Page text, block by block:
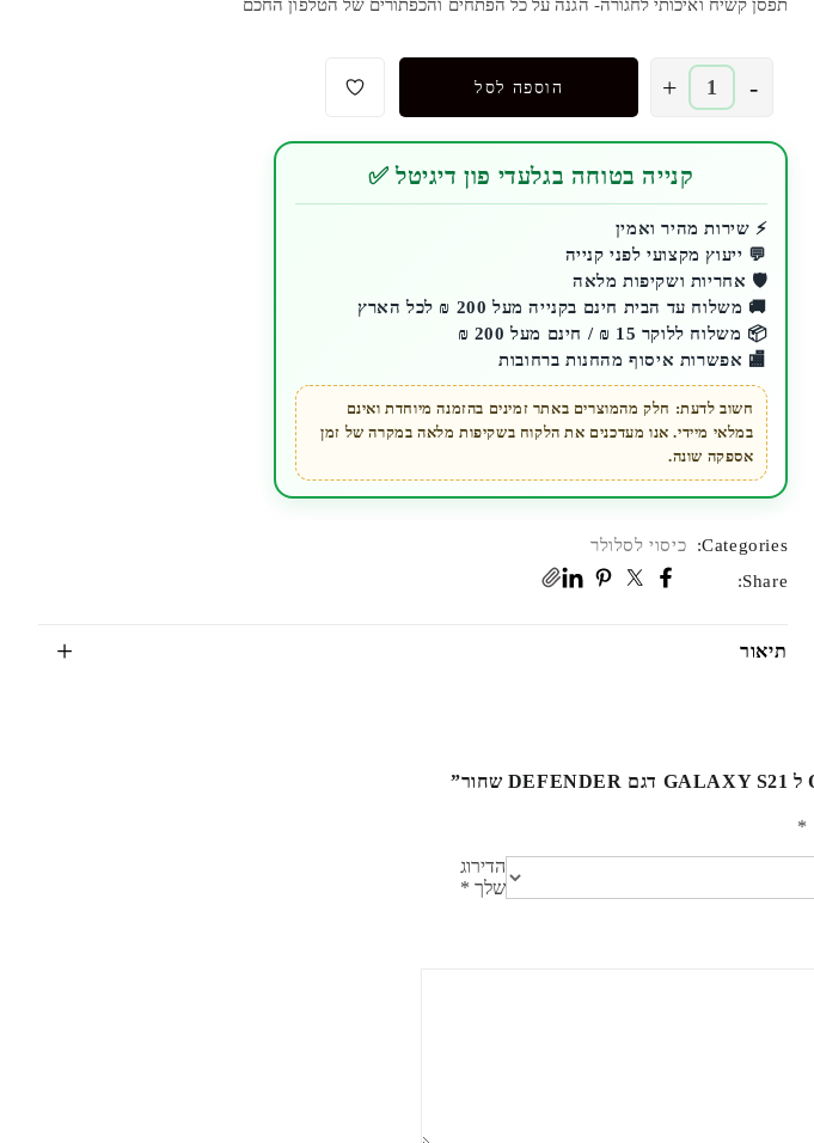
תפסן קשיח ואיכותי לחגורה- הגנה על כל הפתחים והכפתורים של הטלפון החכם
-
כמות
של
כיסוי
OTTERBOX
GALAXY
S21
דגם
DEFENDER
+ הוספה לסל
קנייה בטוחה בגלעדי פון דיגיטל ✅
⚡ שירות מהיר ואמין
💬 ייעוץ מקצועי לפני קנייה
🛡️ אחריות ושקיפות מלאה
🚚 משלוח עד הבית חינם בקנייה מעל 200 ₪ לכל הארץ
📦 משלוח ללוקר 15 ₪ / חינם מעל 200 ₪
🏬 אפשרות איסוף מהחנות ברחובות
חשוב לדעת: חלק מהמוצרים באתר זמינים בהזמנה מיוחדת ואינם
במלאי מיידי. אנו מעדכנים את הלקוח בשקיפות מלאה במקרה של זמן
אספקה שונה.
Categories:
כיסוי לסלולר
Share:
תיאור
*
הדירוג
שלך *